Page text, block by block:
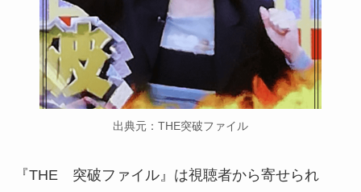
出典元：THE突破ファイル
『THE 突破ファイル』は視聴者から寄せられ